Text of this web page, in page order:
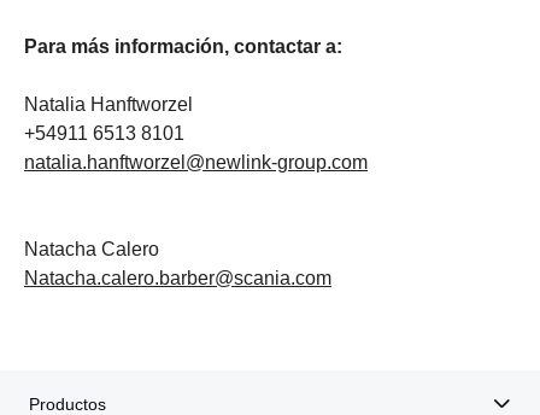
Para más información, contactar a:
Natalia Hanftworzel
+54911 6513 8101
natalia.hanftworzel@newlink-group.com
Natacha Calero
Natacha.calero.barber@scania.com
Productos